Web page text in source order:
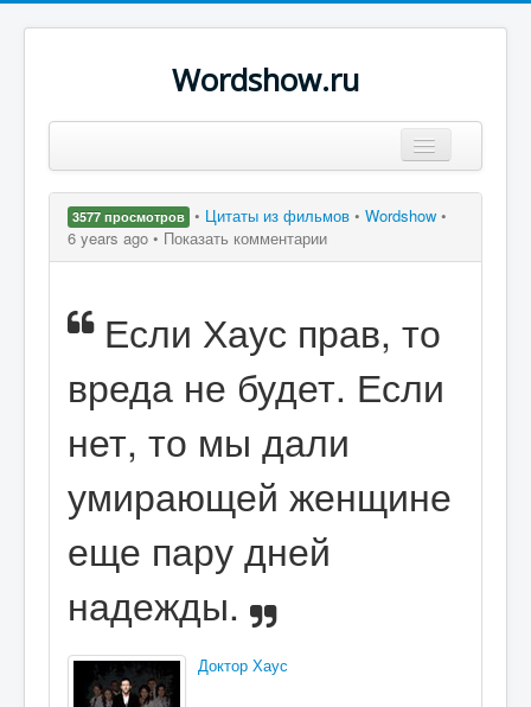
Wordshow.ru
Популярные цитаты
Поиск
3577 просмотров • Цитаты из фильмов • Wordshow •
6 years ago • Показать комментарии
Если Хаус прав, то
вреда не будет. Если
нет, то мы дали
умирающей женщине
еще пару дней
надежды.
Доктор Хаус